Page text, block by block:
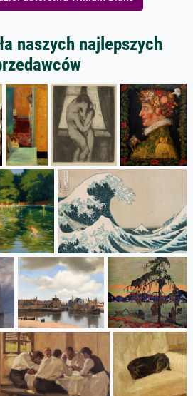
naszych najlepszych